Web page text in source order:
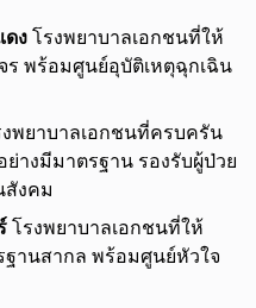
ดงโรงพยาบาลเอกชนที่ให้
ร พร้อมศูนย์อุบัติเหตุฉุกเฉิน
พยาบาลเอกชนที่ครบครัน
างมีมาตรฐาน รองรับผู้ป่วย
งคม
โรงพยาบาลเอกชนที่ให้
านสากล พร้อมศูนย์หัวใจ